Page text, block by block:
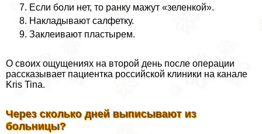
Если боли нет, то ранку мажут «зеленкой».
Накладывают салфетку.
Заклеивают пластырем.
О своих ощущениях на второй день после операции
рассказывает пациентка российской клиники на канале
Kris Tina.
Через сколько дней выписывают из
больницы?